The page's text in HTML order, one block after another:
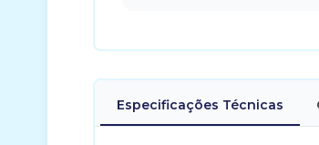
Especificações Técnicas